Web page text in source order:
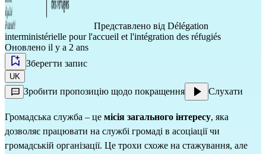
Представлено від Délégation
interministérielle pour l'accueil et l'intégration des réfugiés
Оновлено il y a 2 ans
Зберегти запис
UK
Зробити пропозицію щодо покращення Слухати
Громадська служба – це місія загального інтересу, яка
дозволяє працювати на службі громаді в асоціації чи
громадській організації. Це трохи схоже на стажування, але